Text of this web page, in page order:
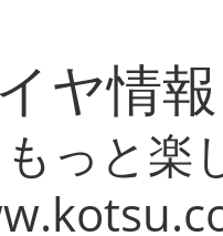
ヤ情
っと楽